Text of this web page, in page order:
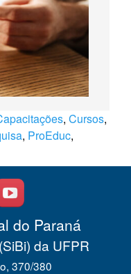
, Cursos,
, ProEduc,
do Paraná
da UFPR
370/380